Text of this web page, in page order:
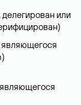
или
являющегося